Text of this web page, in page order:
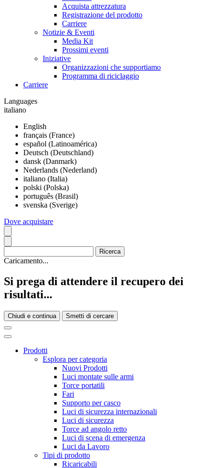
Acquista attrezzatura
Registrazione del prodotto
Carriere
Notizie & Eventi
Media Kit
Prossimi eventi
Iniziative
Organizzazioni che supportiamo
Programma di riciclaggio
Carriere
Languages
italiano
English
français (France)
español (Latinoamérica)
Deutsch (Deutschland)
dansk (Danmark)
Nederlands (Nederland)
italiano (Italia)
polski (Polska)
português (Brasil)
svenska (Sverige)
Dove acquistare
Caricamento...
Si prega di attendere il recupero dei
risultati...
Chiudi e continua Smetti di cercare
Prodotti
Esplora per categoria
Nuovi Prodotti
Luci montate sulle armi
Torce portatili
Fari
Supporto per casco
Luci di sicurezza internazionali
Luci di sicurezza
Torce ad angolo retto
Luci di scena di emergenza
Luci da Lavoro
Tipi di prodotto
Ricaricabili